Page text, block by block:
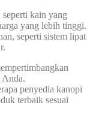
kain yang
yang lebih tinggi.
seperti sistem lipat
Anda.
penyedia kanopi
terbaik sesuai